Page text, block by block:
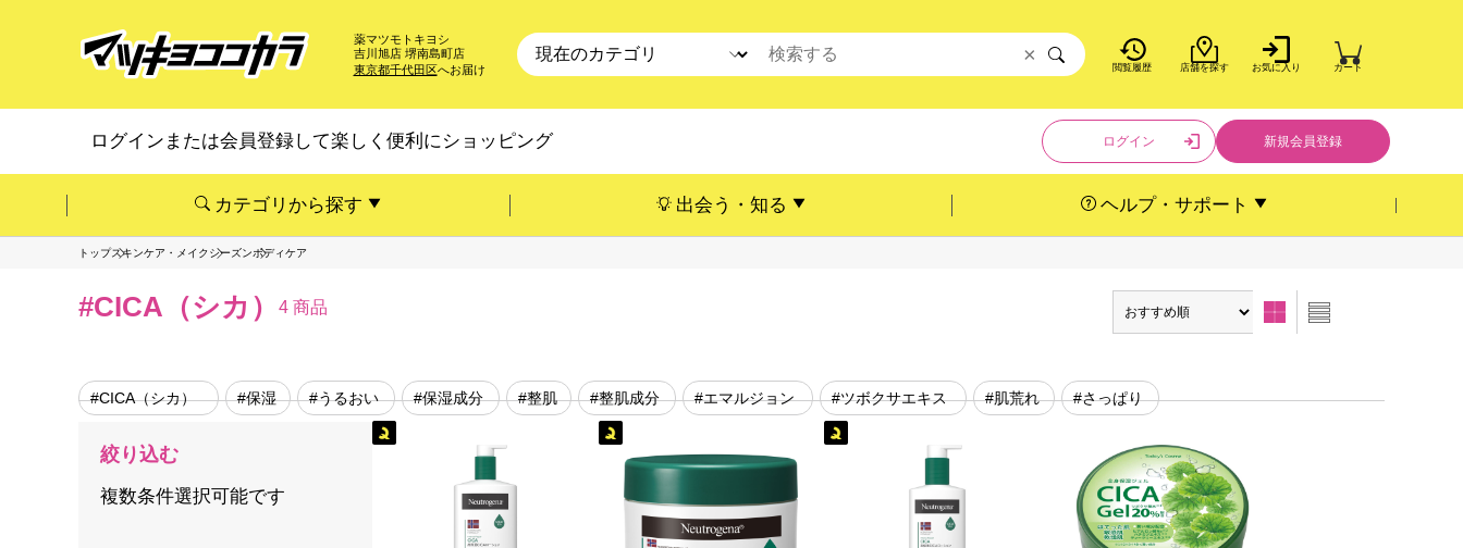
薬マツモトキヨシ
吉川旭店 堺南島町店
東京都千代田区へお届け 閲覧履歴 店舗を探す お気に入り カート
×
ログインまたは会員登録して楽しく便利にショッピング ログイン 新規会員登録
カテゴリから探す 出会う・知る ヘルプ・サポート
トップスキンケア・メイクシーズンボディケア
#CICA（シカ） 4 商品
#CICA（シカ） #保湿 #うるおい #保湿成分 #整肌 #整肌成分 #エマルジョン #ツボクサエキス #肌荒れ #さっぱり
絞り込む
複数条件選択可能です